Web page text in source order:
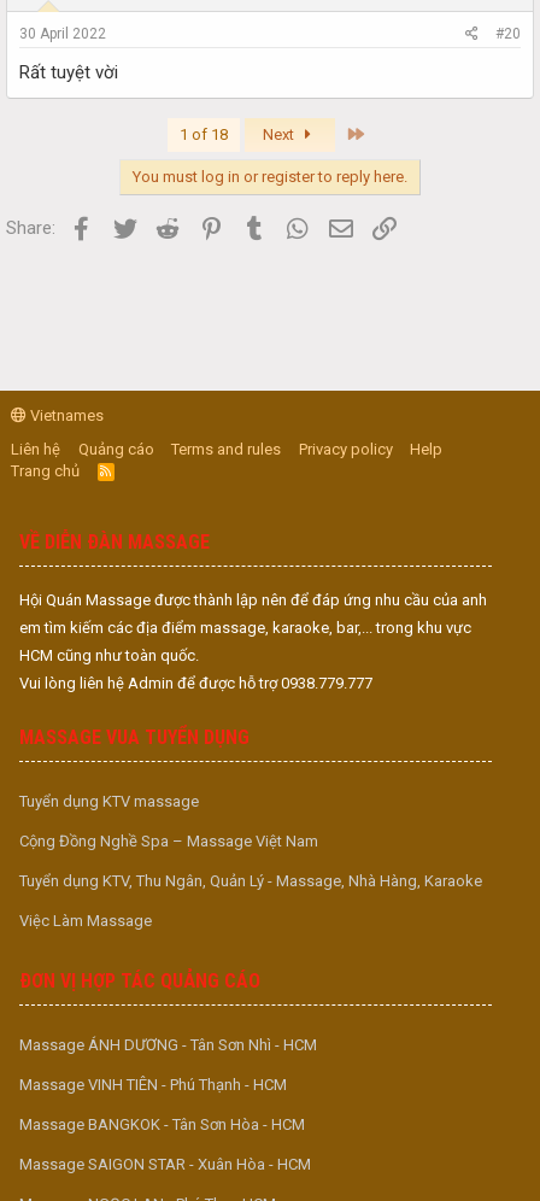
30 April 2022 #20
Rất tuyệt vời
1 of 18 Next
You must log in or register to reply here.
Share: Facebook
Twitter Reddit PinterestTumblr WhatsApp
Email
Vietnames
Liên hệ
Quảng cáo Terms and rules Privacy policy
Help
Trang chủ
R
S
VỀ DIỄN ĐÀN MASSAGE
Hội Quán Massage được thành lập nên để đáp ứng nhu cầu của anh
em tìm kiếm các địa điểm massage, karaoke, bar,... trong khu vực
HCM cũng như toàn quốc.
Vui lòng liên hệ Admin để được hỗ trợ 0938.779.777
MASSAGE VUA TUYỂN DỤNG
Tuyển dụng KTV massage
Cộng Đồng Nghề Spa – Massage Việt Nam
Tuyển dụng KTV, Thu Ngân, Quản Lý - Massage, Nhà Hàng, Karaoke
Việc Làm Massage
ĐƠN VỊ HỢP TÁC QUẢNG CÁO
Massage ÁNH DƯƠNG - Tân Sơn Nhì - HCM
Massage VINH TIÊN - Phú Thạnh - HCM
Massage BANGKOK - Tân Sơn Hòa - HCM
Massage SAIGON STAR - Xuân Hòa - HCM